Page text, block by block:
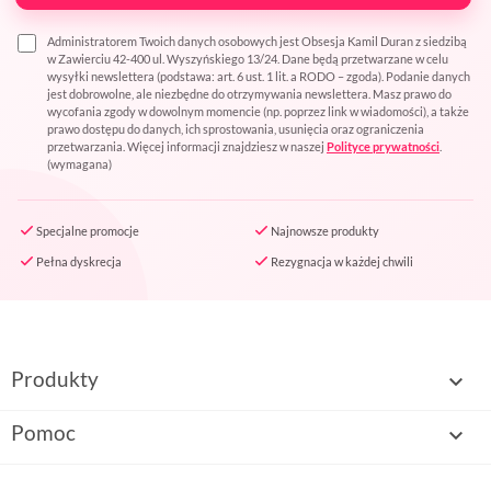
Administratorem Twoich danych osobowych jest Obsesja Kamil Duran z siedzibą
w Zawierciu 42-400 ul. Wyszyńskiego 13/24. Dane będą przetwarzane w celu
wysyłki newslettera (podstawa: art. 6 ust. 1 lit. a RODO – zgoda). Podanie danych
jest dobrowolne, ale niezbędne do otrzymywania newslettera. Masz prawo do
wycofania zgody w dowolnym momencie (np. poprzez link w wiadomości), a także
prawo dostępu do danych, ich sprostowania, usunięcia oraz ograniczenia
przetwarzania. Więcej informacji znajdziesz w naszej Polityce prywatności
(wymagana)
Specjalne promocje Najnowsze produkty
Pełna dyskrecja Rezygnacja w każdej chwili
Produkty 
Pomoc 